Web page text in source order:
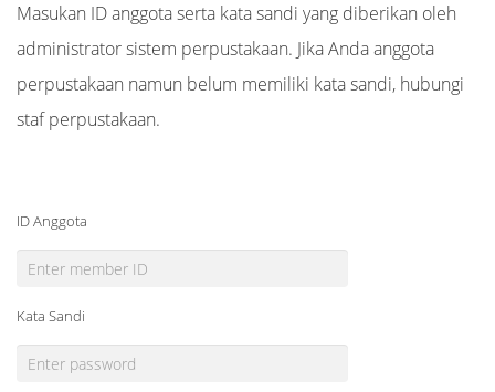
Masukan ID anggota serta kata sandi yang diberikan oleh
administrator sistem perpustakaan. Jika Anda anggota
perpustakaan namun belum memiliki kata sandi, hubungi
staf perpustakaan.
ID Anggota
Kata Sandi